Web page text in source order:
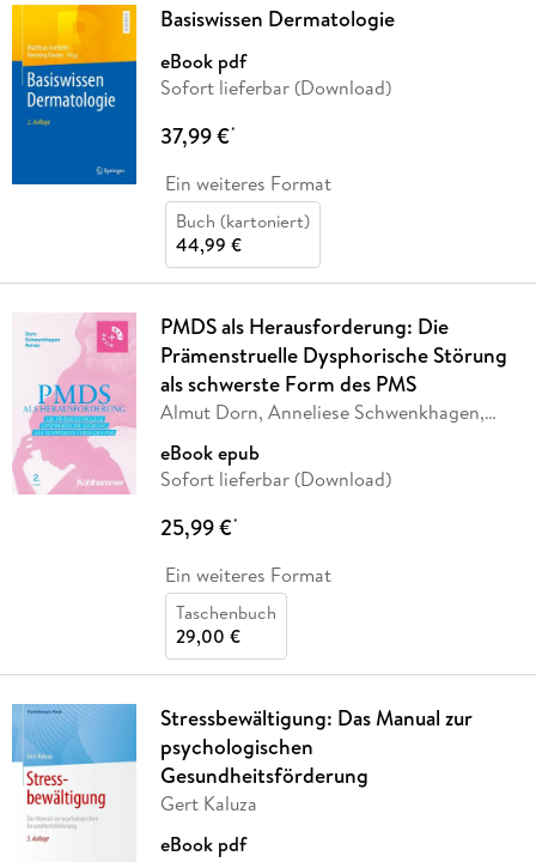
Basiswissen Dermatologie
eBook pdf
Sofort lieferbar (Download)
37,99 €*
Ein weiteres Format
Buch (kartoniert)
44,99 €
PMDS als Herausforderung: Die
Prämenstruelle Dysphorische Störung
als schwerste Form des PMS
Almut Dorn, Anneliese Schwenkhagen,
eBook epub
Sofort lieferbar (Download)
25,99 €*
Ein weiteres Format
Taschenbuch
29,00 €
Stressbewältigung: Das Manual zur
psychologischen
Gesundheitsförderung
Gert Kaluza
eBook pdf